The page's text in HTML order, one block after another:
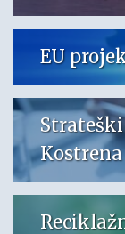
EU
Kostrena